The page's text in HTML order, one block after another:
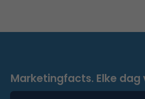
Marketingfacts. Elke dag